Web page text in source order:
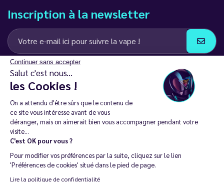
Continuer sans accepter
Salut c'est nous...
les Cookies !
On a attendu d'être sûrs que le contenu de
ce site vous intéresse avant de vous
déranger, mais on aimerait bien vous accompagner pendant votre
visite...
C'est OK pour vous ?
Pour modifier vos préférences par la suite, cliquez sur le lien
'Préférences de cookies' situé dans le pied de page.
Lire la politique de confidentialité
Inscription à la newsletter
J’accepte de recevoir des communications e-mail et SMS de la part de
LD Groupe
Restez en contact
La vente de cigarette électronique est interdite chez les moins de
18 ans. 🔞
Copyright © 2014 - 2026 Le Vapoteur Discount - Tous droits